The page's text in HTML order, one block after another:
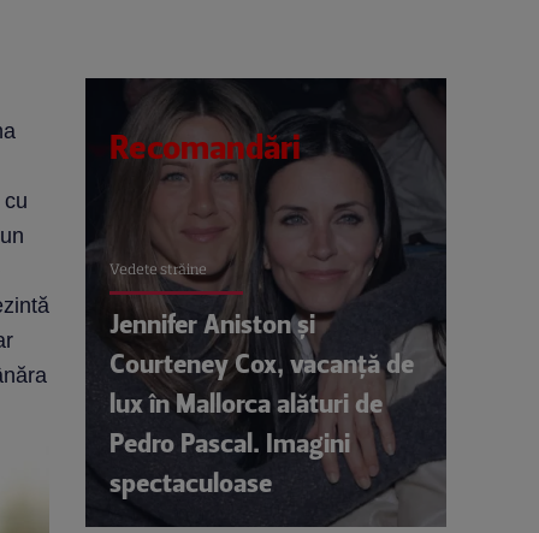
Recomandări
Vedete străine
Jennifer Aniston și
Courteney Cox, vacanță de
lux în Mallorca alături de
Pedro Pascal. Imagini
spectaculoase